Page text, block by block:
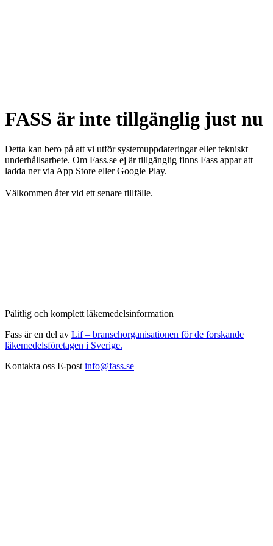
FASS är inte tillgänglig just nu
Detta kan bero på att vi utför systemuppdateringar eller tekniskt
underhållsarbete. Om Fass.se ej är tillgänglig finns Fass appar att
ladda ner via App Store eller Google Play.
Välkommen åter vid ett senare tillfälle.
Pålitlig och komplett läkemedelsinformation
Fass är en del av Lif – branschorganisationen för de forskande
läkemedelsföretagen i Sverige.
Kontakta oss E-post info@fass.se